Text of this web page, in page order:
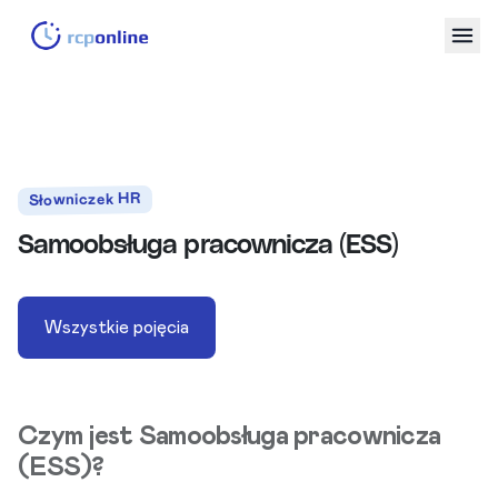
Słowniczek HR
Samoobsługa pracownicza (ESS)
Wszystkie pojęcia
Czym jest Samoobsługa pracownicza
(ESS)?